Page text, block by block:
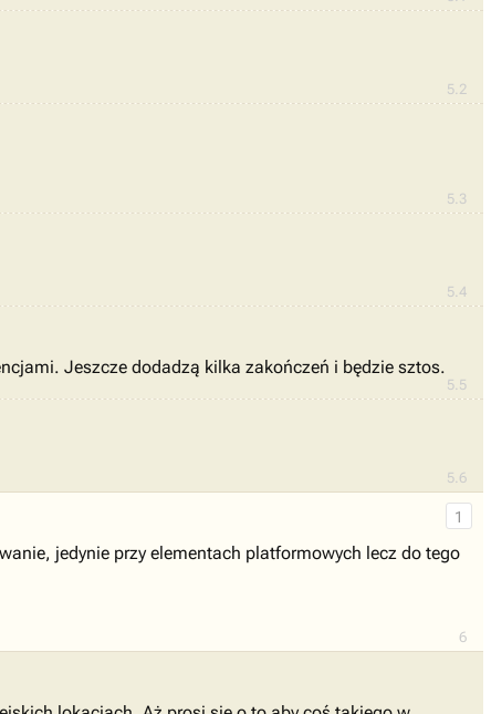
5.2
5.3
5.4
5.5
Jeszcze dodadzą kilka zakończeń i będzie sztos.
5.6
6
1
jedynie przy elementach platformowych lecz do tego